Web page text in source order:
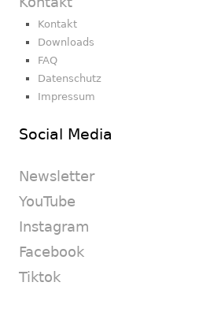
Kontakt
Downloads
FAQ
Datenschutz
Impressum
Social Media
Newsletter
YouTube
Instagram
Facebook
Tiktok